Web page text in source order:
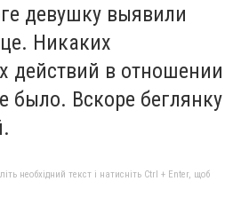
девушку выявили
Никаких
действий в отношении
было. Вскоре беглянку
необхідний текст і натисніть Ctrl + Enter, щоб